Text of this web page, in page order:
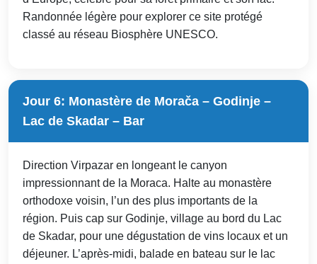
Randonnée légère pour explorer ce site protégé
classé au réseau Biosphère UNESCO.
Jour 6: Monastère de Morača – Godinje –
Lac de Skadar – Bar
Direction Virpazar en longeant le canyon
impressionnant de la Moraca. Halte au monastère
orthodoxe voisin, l’un des plus importants de la
région. Puis cap sur Godinje, village au bord du Lac
de Skadar, pour une dégustation de vins locaux et un
déjeuner. L’après-midi, balade en bateau sur le lac